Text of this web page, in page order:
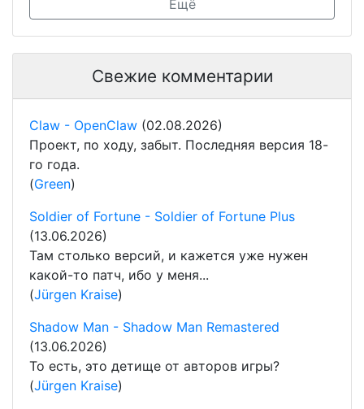
Ещё
Свежие комментарии
Claw - OpenClaw (02.08.2026)
Проект, по ходу, забыт. Последняя версия 18-
го года.
(Green)
Soldier of Fortune - Soldier of Fortune Plus
(13.06.2026)
Там столько версий, и кажется уже нужен
какой-то патч, ибо у меня...
(Jürgen Kraise)
Shadow Man - Shadow Man Remastered
(13.06.2026)
То есть, это детище от авторов игры?
(Jürgen Kraise)